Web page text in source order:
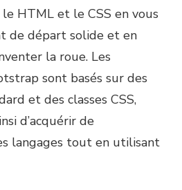
HTML et le CSS en vous
de départ solide et en
la roue. Les
sont basés sur des
et des classes CSS,
d’acquérir de
langages tout en utilisant